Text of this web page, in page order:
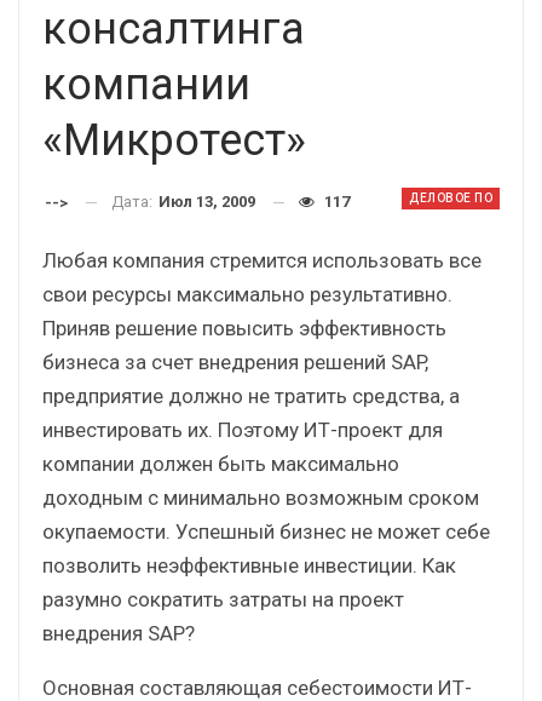
консалтинга
компании
«Микротест»
ДЕЛОВОЕ ПО
--> Дата: Июл 13, 2009 117
Любая компания стремится использовать все
свои ресурсы максимально результативно.
Приняв решение повысить эффективность
бизнеса за счет внедрения решений SAP,
предприятие должно не тратить средства, а
инвестировать их. Поэтому ИТ-проект для
компании должен быть максимально
доходным с минимально возможным сроком
окупаемости. Успешный бизнес не может себе
позволить неэффективные инвестиции. Как
разумно сократить затраты на проект
внедрения SAP?
Основная составляющая себестоимости ИТ-